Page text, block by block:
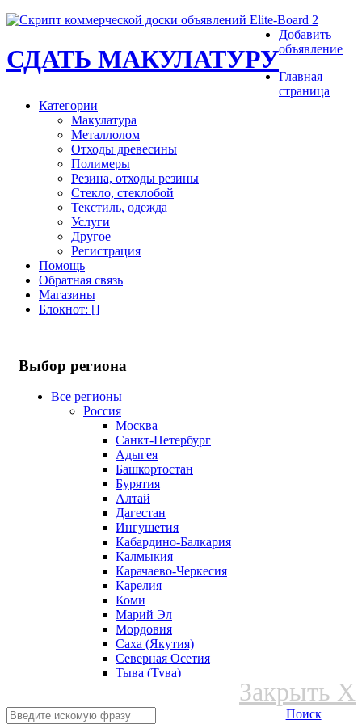
СДАТЬ МАКУЛАТУРУ
Добавить
объявление
Главная
страница
Категории
Макулатура
Металлолом
Отходы древесины
Полимеры
Резина, отходы резины
Стекло, стеклобой
Текстиль, одежда
Услуги
Другое
Регистрация
Помощь
Обратная связь
Магазины
Блокнот: []
Выбор региона
Все регионы
Россия
Москва
Санкт-Петербург
Адыгея
Башкортостан
Бурятия
Алтай
Дагестан
Ингушетия
Кабардино-Балкария
Калмыкия
Карачаево-Черкесия
Карелия
Коми
Марий Эл
Мордовия
Саха (Якутия)
Северная Осетия
Тыва (Тува)
Удмуртская Республика
Чеченская Республика
Закрыть X
Поиск